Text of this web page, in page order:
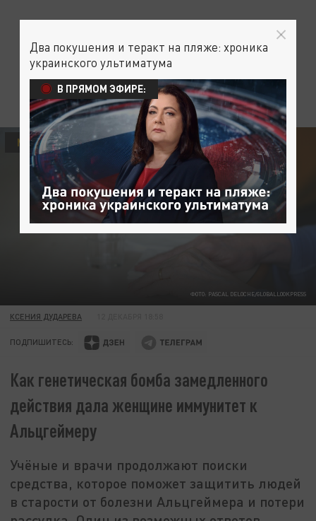
ФОТО: PASCAL DELOCHE/GLOBALLOOKPRESS
МЕДИЦИНА
КСЕНИЯ ДУДАРЕВА
ПОДПИШИТЕСЬ:
Как генетическая бомба замедленного
действия дала женщине иммунитет к
Альцгеймеру
Учёные и врачи продолжают поиски
средства, которое поможет защитить людей
в старости от болезни Альцгеймера и потери
Два покушения и теракт на пляже: хроника
украинского ультиматума
В ПРЯМОМ ЭФИРЕ: